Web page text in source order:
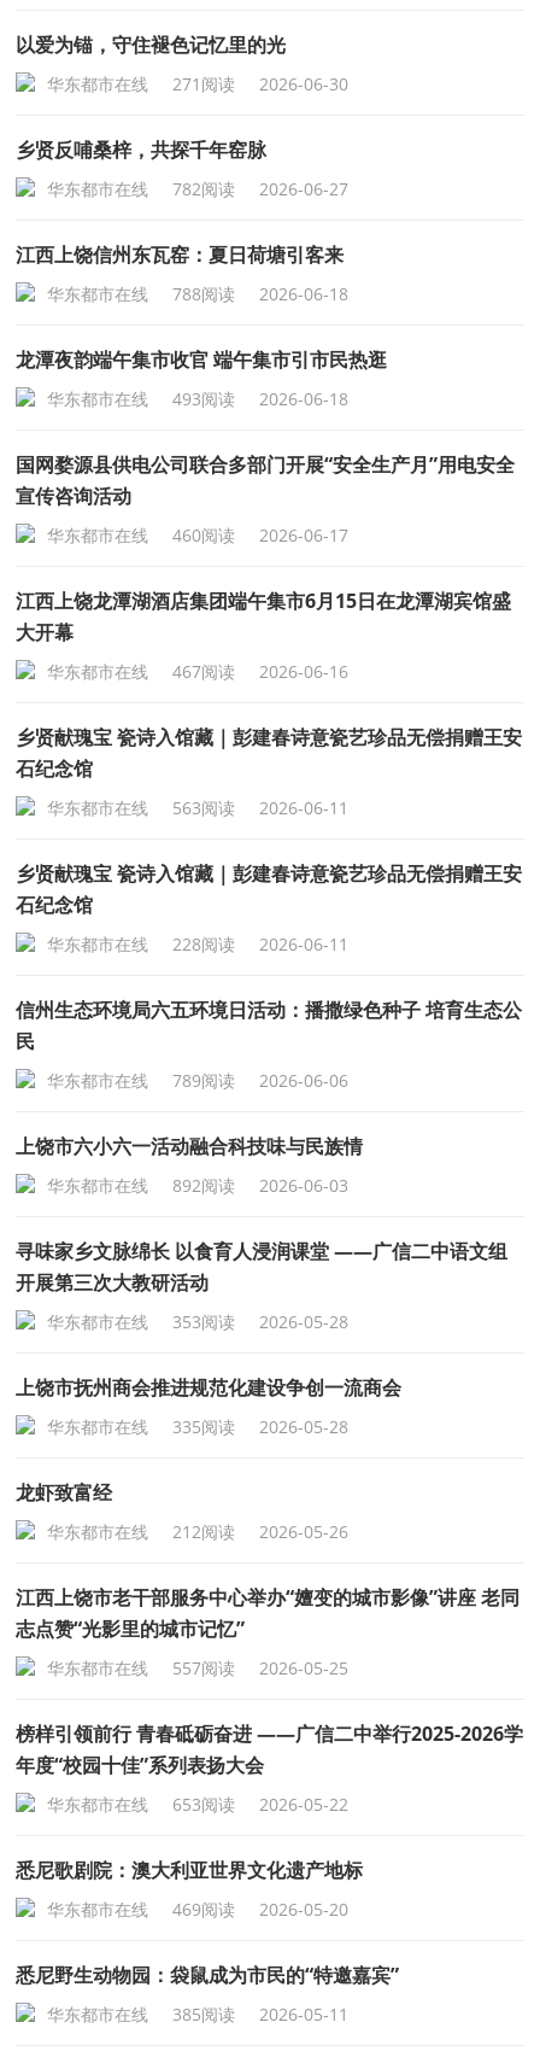
以爱为锚，守住褪色记忆里的光
华东都市在线 271阅读 2026-06-30
乡贤反哺桑梓，共探千年窑脉
华东都市在线 782阅读 2026-06-27
江西上饶信州东瓦窑：夏日荷塘引客来
华东都市在线 788阅读 2026-06-18
龙潭夜韵端午集市收官 端午集市引市民热逛
华东都市在线 493阅读 2026-06-18
国网婺源县供电公司联合多部门开展“安全生产月”用电安全
宣传咨询活动
华东都市在线 460阅读 2026-06-17
江西上饶龙潭湖酒店集团端午集市6月15日在龙潭湖宾馆盛
大开幕
华东都市在线 467阅读 2026-06-16
乡贤献瑰宝 瓷诗入馆藏｜彭建春诗意瓷艺珍品无偿捐赠王安
石纪念馆
华东都市在线 563阅读 2026-06-11
乡贤献瑰宝 瓷诗入馆藏｜彭建春诗意瓷艺珍品无偿捐赠王安
石纪念馆
华东都市在线 228阅读 2026-06-11
信州生态环境局六五环境日活动：播撒绿色种子 培育生态公
民
华东都市在线 789阅读 2026-06-06
上饶市六小六一活动融合科技味与民族情
华东都市在线 892阅读 2026-06-03
寻味家乡文脉绵长 以食育人浸润课堂 ——广信二中语文组
开展第三次大教研活动
华东都市在线 353阅读 2026-05-28
上饶市抚州商会推进规范化建设争创一流商会
华东都市在线 335阅读 2026-05-28
龙虾致富经
华东都市在线 212阅读 2026-05-26
江西上饶市老干部服务中心举办“嬗变的城市影像”讲座 老同
志点赞“光影里的城市记忆”
华东都市在线 557阅读 2026-05-25
榜样引领前行 青春砥砺奋进 ——广信二中举行2025-2026学
年度“校园十佳”系列表扬大会
华东都市在线 653阅读 2026-05-22
悉尼歌剧院：澳大利亚世界文化遗产地标
华东都市在线 469阅读 2026-05-20
悉尼野生动物园：袋鼠成为市民的“特邀嘉宾”
华东都市在线 385阅读 2026-05-11